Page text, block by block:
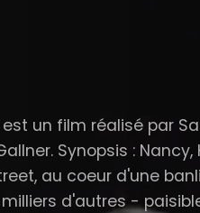
un film réalisé par
Synopsis : Nancy,
au coeur d'une
d'autres -